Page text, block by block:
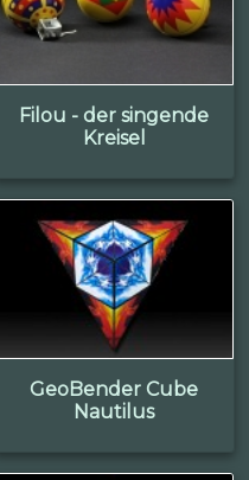
Filou - der singende
Kreisel
GeoBender Cube
Nautilus